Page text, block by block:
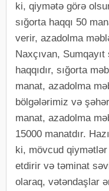
ki, qiymətə görə
sığorta haqqı 50
verir, azadolma
Naxçıvan,
haqqıdır, sığorta
manat, azadolma
bölgələrimiz və
manat, azadolma
15000 manatdır.
ki, mövcud qiymətlər
etdirir və təminat
olaraq, vətəndaşlar